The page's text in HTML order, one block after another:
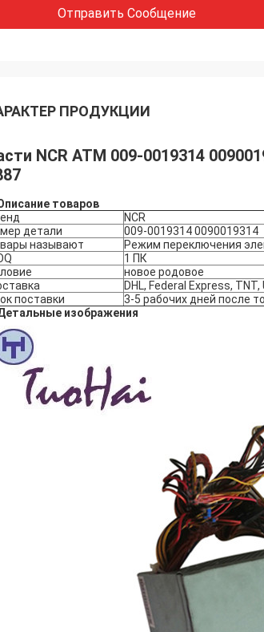
Отправить Сообщение
ПРОДУКЦИИ
NCR ATM 009-0019314
товаров
NCR
детали
009-0019314 0090019314
называют
Режим переключения
1 ПК
новое родовое
DHL, Federal Express, TNT,
поставки
3-5 рабочих дней после
изображения